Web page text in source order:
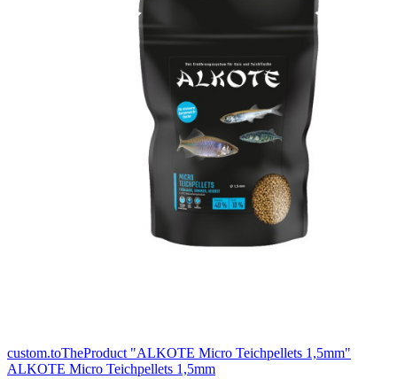
custom.toTheProduct "ALKOTE Micro Teichpellets 1,5mm"
ALKOTE Micro Teichpellets 1,5mm